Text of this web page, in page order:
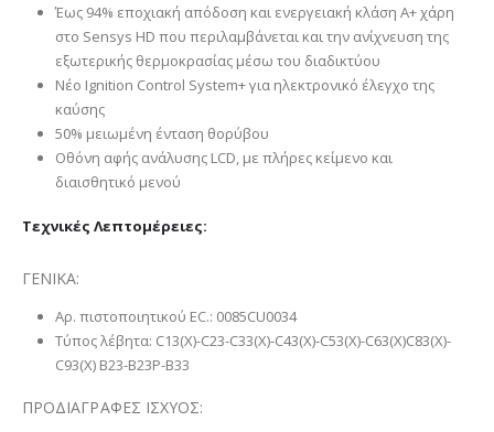
Έως 94% εποχιακή απόδοση και ενεργειακή κλάση A+ χάρη
στο Sensys HD που περιλαμβάνεται και την ανίχνευση της
εξωτερικής θερμοκρασίας μέσω του διαδικτύου
Νέο Ignition Control System+ για ηλεκτρονικό έλεγχο της
καύσης
50% μειωμένη ένταση θορύβου
Οθόνη αφής ανάλυσης LCD, με πλήρες κείμενο και
διαισθητικό μενού
Τεχνικές Λεπτομέρειες:
ΓΕΝΙΚΑ:
Αρ. πιστοποιητικού EC.: 0085CU0034
Τύπος λέβητα: C13(X)-C23-C33(X)-C43(X)-C53(X)-C63(X)C83(X)-
C93(X) B23-B23P-B33
ΠΡΟΔΙΑΓΡΑΦΕΣ ΙΣΧΥΟΣ: